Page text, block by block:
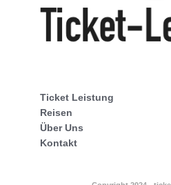
Ticket Leistung
Reisen
Über Uns
Kontakt